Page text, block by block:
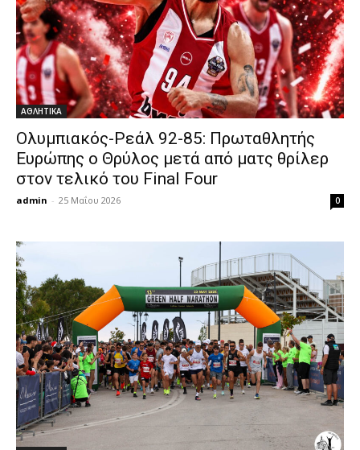
ΑΘΛΗΤΙΚΑ
Ολυμπιακός-Ρεάλ 92-85: Πρωταθλητής
Ευρώπης ο Θρύλος μετά από ματς θρίλερ
στον τελικό του Final Four
admin - 25 Μαΐου 2026 0